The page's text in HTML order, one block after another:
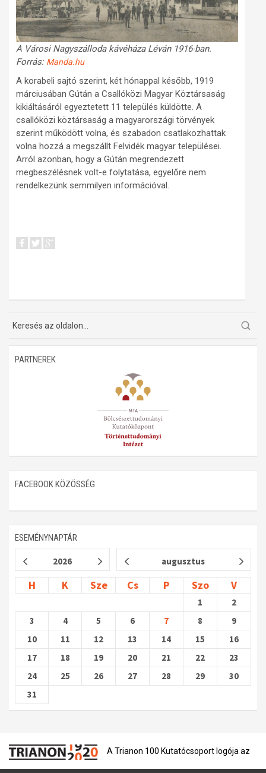
A Városi Nagyszálloda kávéháza Léván 1916-ban.
Forrás: Manda.hu
A korabeli sajtó szerint, két hónappal később, 1919
márciusában Gútán a Csallóközi Magyar Köztársaság
kikiáltásáról egyeztetett 11 település küldötte. A
csallóközi köztársaság a magyarországi törvények
szerint működött volna, és szabadon csatlakozhattak
volna hozzá a megszállt Felvidék magyar települései.
Arról azonban, hogy a Gútán megrendezett
megbeszélésnek volt-e folytatása, egyelőre nem
rendelkezünk semmilyen információval.
PARTNEREK
FACEBOOK KÖZÖSSÉG
ESEMÉNYNAPTÁR
2026 augusztus
H K Sze Cs P Szo V
1
2
3
4 5 6 7 8
9
10
11 12 13 14 15
16
17
18 19 20 21 22
23
24
25 26 27 28 29
30
31
A Trianon 100 Kutatócsoport logója az